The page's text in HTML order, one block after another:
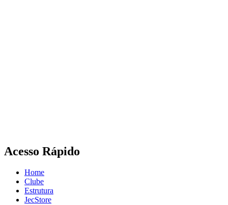
Acesso Rápido
Home
Clube
Estrutura
JecStore